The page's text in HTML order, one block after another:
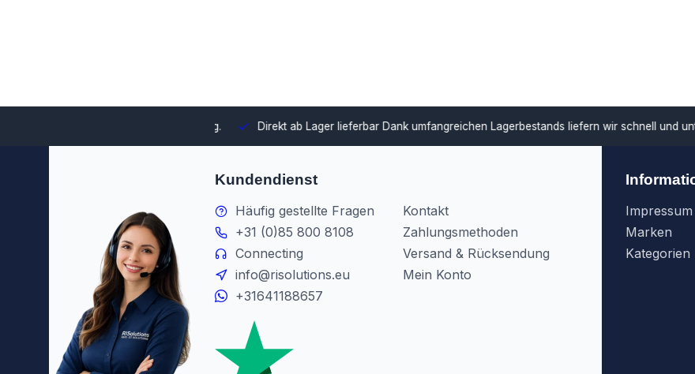
Direkt ab Lager lieferbarDank umfangreichen Lagerbestands liefern wir schnell und
Kundendienst
Häufig gestellte Fragen
+31 (0)85 800 8108
Connecting
info@risolutions.eu
+31641188657
Kontakt
Zahlungsmethoden
Versand & Rücksendung
Mein Konto
Impressum
Marken
Kategorien